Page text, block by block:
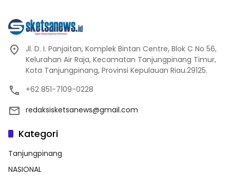
Jl. D. I. Panjaitan, Komplek Bintan Centre, Blok C No 56,
Kelurahan Air Raja, Kecamatan Tanjungpinang Timur,
Kota Tanjungpinang, Provinsi Kepulauan Riau.29125.
+62 851-7109-0228
redaksisketsanews@gmail.com
Kategori
Tanjungpinang
NASIONAL